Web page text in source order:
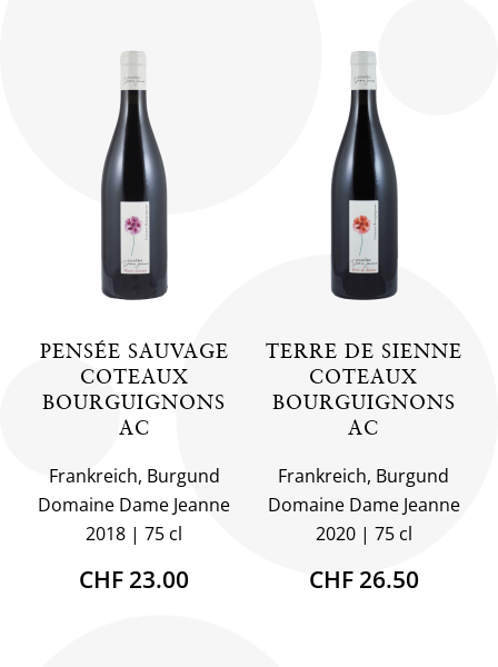
PENSÉE SAUVAGE
COTEAUX
BOURGUIGNONS
AC
Frankreich, Burgund
Domaine Dame Jeanne
2018
75 cl
CHF 23.00
TERRE DE SIENNE
COTEAUX
BOURGUIGNONS
AC
Frankreich, Burgund
Domaine Dame Jeanne
2020
75 cl
CHF 26.50